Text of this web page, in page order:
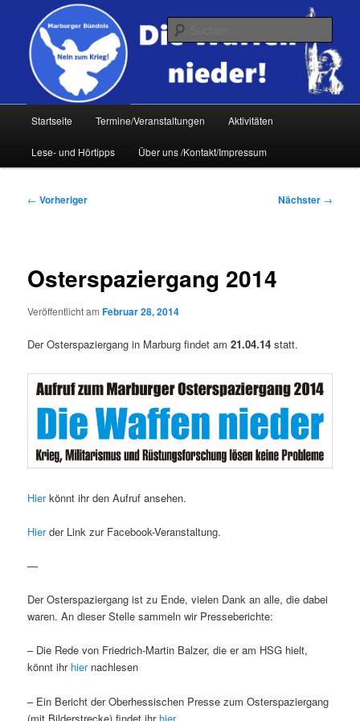
primären
springen
Startseite Termine/Veranstaltungen Aktivitäten
Lese- und Hörtipps Über uns /Kontakt/Impressum
Beitragsnavigation
← Vorheriger Nächster →
Osterspaziergang 2014
Veröffentlicht amFebruar 28, 2014
Der Osterspaziergang in Marburg findet am 21.04.14 statt.
Hierkönnt ihr den Aufruf ansehen.
Hierder Link zur Facebook-Veranstaltung.
—
Der Osterspaziergang ist zu Ende, vielen Dank an alle, die dabei
waren. An dieser Stelle sammeln wir Presseberichte:
– Die Rede von Friedrich-Martin Balzer, die er am HSG hielt,
könnt ihr hiernachlesen
– Ein Bericht der Oberhessischen Presse zum Osterspaziergang
(mit Bilderstrecke) findet ihr hier